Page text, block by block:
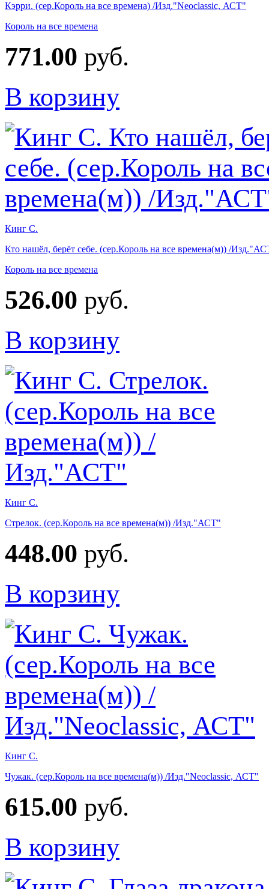
Кэрри. (сер.Король на все времена) /Изд."Neoclassic, АСТ"
Король на все времена
771.00 руб.
В корзину
Кинг С.
Кто нашёл, берёт себе. (сер.Король на все времена(м)) /
Король на все времена
526.00 руб.
В корзину
Кинг С.
Стрелок. (сер.Король на все времена(м)) /Изд."АСТ"
448.00 руб.
В корзину
Кинг С.
Чужак. (сер.Король на все времена(м)) /Изд."Neoclassic, АСТ"
615.00 руб.
В корзину